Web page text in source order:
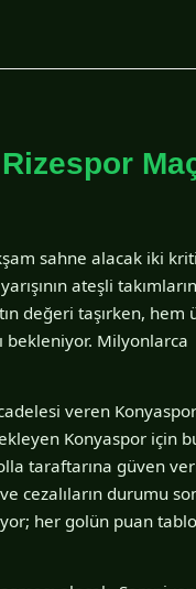
sahne alacak iki
ateşli
değeri taşırken, hem
bekleniyor. Milyonlarca
veren
Konyaspor için
taraftarına güven
cezalıların durumu
her golün puan